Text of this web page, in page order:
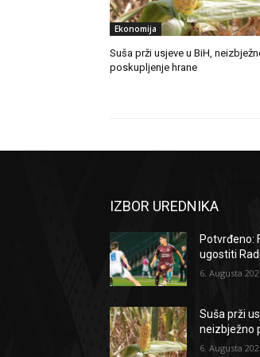
Ekonomija
Suša prži usjeve u BiH,
poskupljenje hrane
IZBOR UREDNIKA
Potvrđeno:
ugostiti
6. Augusta
Suša prži
neizbježno
6. Augusta